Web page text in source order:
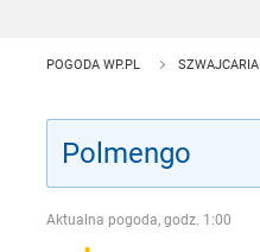
POGODA WP.PL SZWAJCARIA
Aktualna pogoda, godz. 1:00